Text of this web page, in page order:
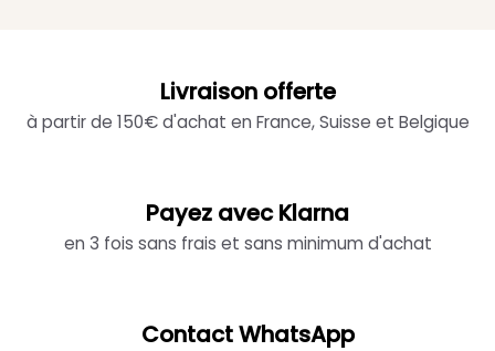
Livraison offerte
à partir de 150€ d'achat en France, Suisse et Belgique
Payez avec Klarna
en 3 fois sans frais et sans minimum d'achat
Contact WhatsApp